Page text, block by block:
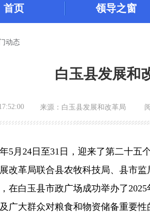
首页 领导之窗
动态
白玉县发展和
来源： 白玉县发展和改革局
月24日至31日，迎来了第二十五
改革局联合县农牧科技局、县市
在白玉县市政广场成功举办了
广大群众对粮食和物资储备重要